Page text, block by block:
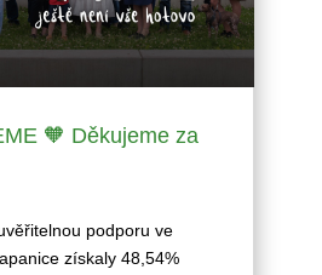
🧡 Děkujeme za
podporu ve
získaly 48,54%